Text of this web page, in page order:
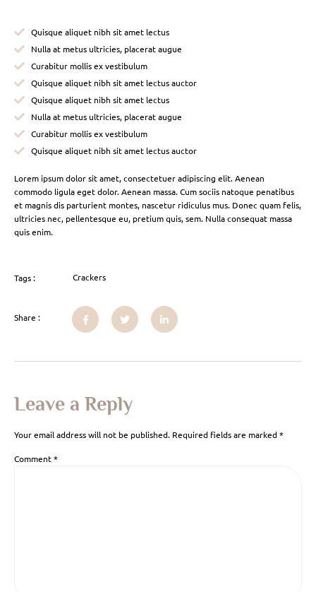
Quisque aliquet nibh sit amet lectus
Nulla at metus ultricies, placerat augue
Curabitur mollis ex vestibulum
Quisque aliquet nibh sit amet lectus auctor
Quisque aliquet nibh sit amet lectus
Nulla at metus ultricies, placerat augue
Curabitur mollis ex vestibulum
Quisque aliquet nibh sit amet lectus auctor
Lorem ipsum dolor sit amet, consectetuer adipiscing elit. Aenean
commodo ligula eget dolor. Aenean massa. Cum sociis natoque penatibus
et magnis dis parturient montes, nascetur ridiculus mus. Donec quam felis,
ultricies nec, pellentesque eu, pretium quis, sem. Nulla consequat massa
quis enim.
Tags : Crackers
Share :
Leave a Reply
Your email address will not be published. Required fields are marked*
Comment*